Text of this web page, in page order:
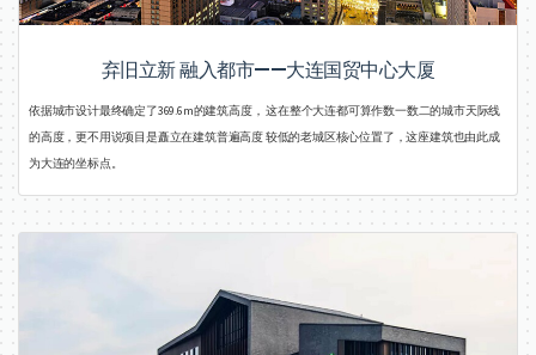
弃旧立新 融入都市——大连国贸中心大厦
依据城市设计最终确定了369.6m的建筑高度， 这在整个大连都可算作数一数二的城市天际线
的高度，更不用说项目是矗立在建筑普遍高度 较低的老城区核心位置了，这座建筑也由此成
为大连的坐标点。